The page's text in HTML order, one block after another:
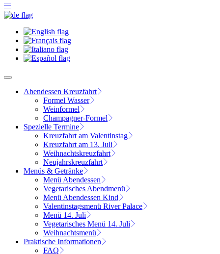
Abendessen Kreuzfahrt
Formel Wasser
Weinformel
Champagner-Formel
Spezielle Termine
Kreuzfahrt am Valentinstag
Kreuzfahrt am 13. Juli
Weihnachtskreuzfahrt
Neujahrskreuzfahrt
Menüs & Getränke
Menü Abendessen
Vegetarisches Abendmenü
Menü Abendessen Kind
Valentinstagsmenü River Palace
Menü 14. Juli
Vegetarisches Menü 14. Juli
Weihnachtsmenü
Praktische Informationen
FAQ